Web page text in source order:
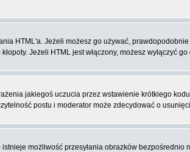
HTML'a. Jeżeli możesz go używać,
Jeżeli HTML jest włączony, możesz wyłączyć
jakiegoś uczucia przez wstawienie krótkiego
postu i moderator może zdecydować o
możliwość przesyłania obrazków